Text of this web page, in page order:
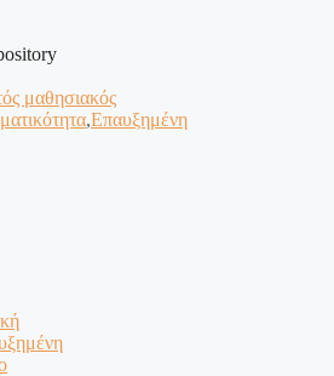
μαθησιακός
,Επαυξημένη